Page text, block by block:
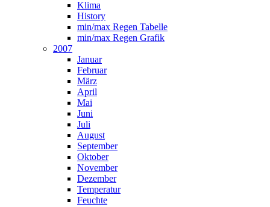
Klima
History
min/max Regen Tabelle
min/max Regen Grafik
2007
Januar
Februar
März
April
Mai
Juni
Juli
August
September
Oktober
November
Dezember
Temperatur
Feuchte